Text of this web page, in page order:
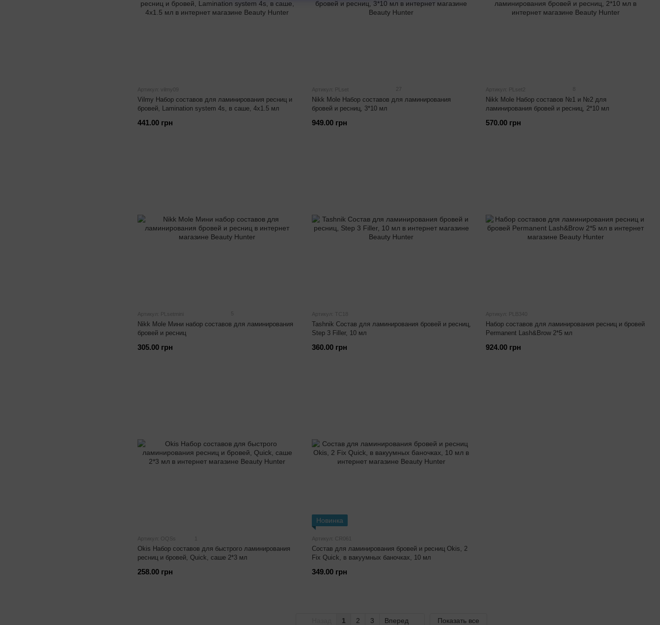
Артикул: vilmy09
Vilmy Набор составов для ламинирования ресниц и
бровей, Lamination system 4s, в саше, 4x1.5 мл
441.00 грн
Артикул: PLset
Nikk Mole Набор составов для ламинирования
бровей и ресниц, 3*10 мл
949.00 грн
Артикул: PLset2
Nikk Mole Набор составов №1 и №2 для
ламинирования бровей и ресниц, 2*10 мл
570.00 грн
Артикул: PLsetmini 5
Nikk Mole Мини набор составов для ламинирования
бровей и ресниц
305.00 грн
Артикул: TC18
Tashnik Состав для ламинирования бровей и ресниц,
Step 3 Filler, 10 мл
360.00 грн
Артикул: PLB340
Набор составов для ламинирования ресниц и бровей
Permanent Lash&Brow 2*5 мл
924.00 грн
Артикул: OQSs
Okis Набор составов для быстрого ламинирования
ресниц и бровей, Quick, саше 2*3 мл
258.00 грн
Новинка
Артикул: CR061
Состав для ламинирования бровей и ресниц Okis, 2
Fix Quick, в вакуумных баночках, 10 мл
349.00 грн
1 2 3 Вперед Показать все